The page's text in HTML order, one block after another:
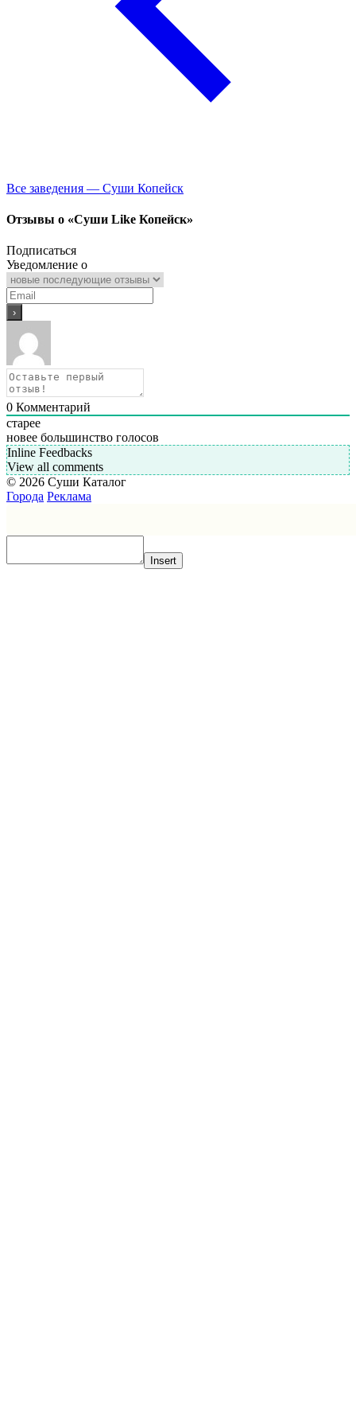
Все заведения — Суши Копейск
Отзывы о «Суши Like Копейск»
Подписаться
Уведомление о
0 Комментарий
старее
новее большинство голосов
Inline Feedbacks
View all comments
© 2026 Суши Каталог
Города Реклама
Insert